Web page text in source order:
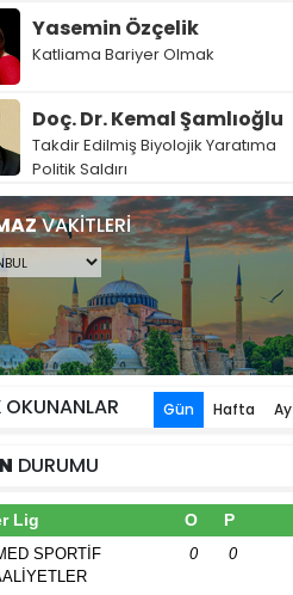
Yasemin Özçelik
Katliama Bariyer Olmak
Doç. Dr. Kemal Şamlıoğlu
Takdir Edilmiş Biyolojik Yaratıma
Politik Saldırı
VAKİTLERİ
OKUNANLAR Gün Hafta Ay
DURUMU
Lig O P
SPORTİF
0 0